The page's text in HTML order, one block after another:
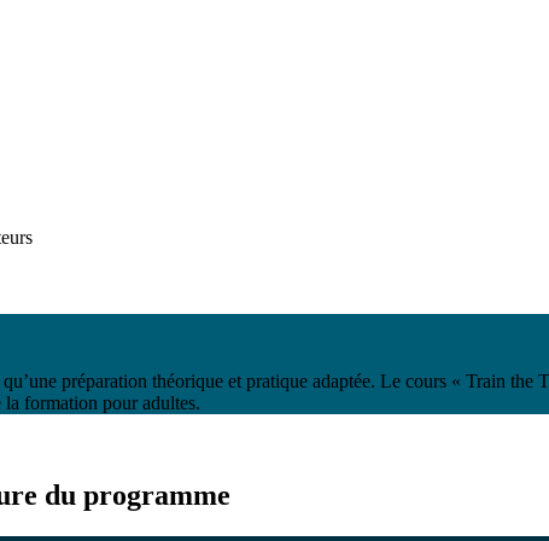
préparation théorique et pratique adaptée. Le cours « Train the
la formation pour adultes.
du programme